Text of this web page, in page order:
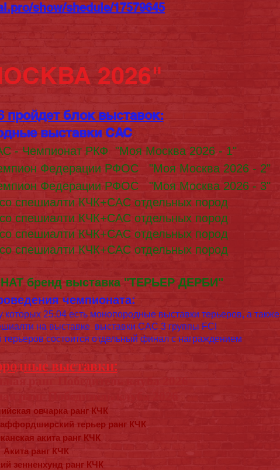
show/shedule/17579645
2026"
пройдет блок выставок:
выставки САС
- Чемпионат РКФ "Моя Москва 2026 - 1"
Федерации РФОС "Моя Москва 2026 - 2"
Федерации РФОС "Моя Москва 2026 - 3"
спешиалти КЧК+САС отдельных пород
спешиалти КЧК+САС отдельных пород
спешиалти КЧК+САС отдельных пород
спешиалти КЧК+САС отдельных пород
бренд выставка "ТЕРЬЕР ДЕРБИ"
чемпионата:
25.04 есть монопородные выставки терьеров, а также
на выставке выставки САС 3 группы FCI
состоится отдельный финал с награждением
выставки:
овчарка ранг КЧК
терьер ранг КЧК
акита ранг КЧК
Акита ранг КЧК
зенненхунд ранг КЧК